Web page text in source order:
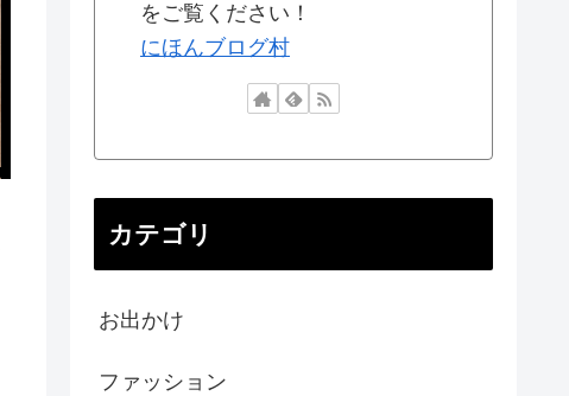
をご覧ください！
にほんブログ村
カテゴリ
お出かけ
ファッション